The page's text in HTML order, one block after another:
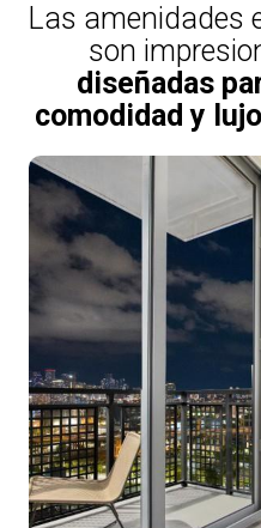
Las amenidades
son
diseñadas
comodidad y